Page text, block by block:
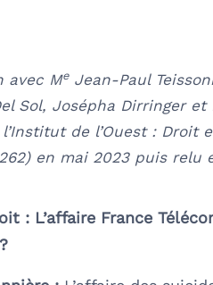
avec MeJean-Paul
Sol, Josépha Dirringer et
de l’Ouest : Droit
en mai 2023 puis relu
: L’affaire France